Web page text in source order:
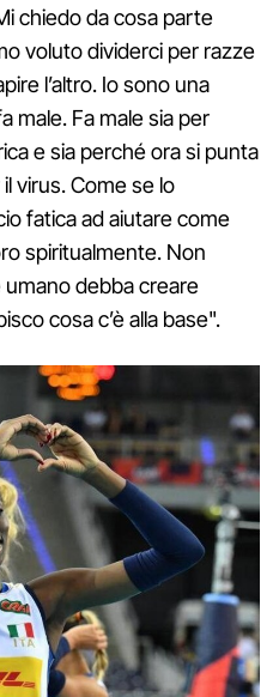
chiedo da cosa parte
voluto dividerci per razze
l’altro. Io sono una
male. Fa male sia per
e sia perché ora si punta
virus. Come se lo
fatica ad aiutare come
spiritualmente. Non
debba creare
cosa c’è alla base".